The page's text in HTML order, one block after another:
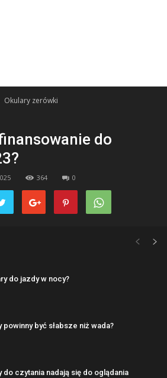
Okulary zerówki
do
364 0
do jazdy w nocy?
powinny być słabsze niż wada?
do czytania nadają się do oglądania